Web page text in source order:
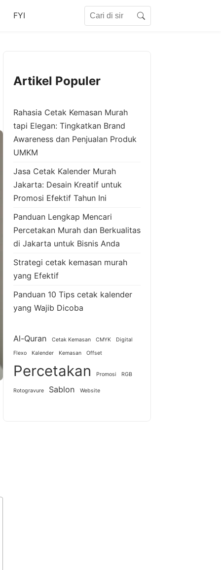
FYI Search
Artikel Populer
Rahasia Cetak Kemasan Murah
tapi Elegan: Tingkatkan Brand
Awareness dan Penjualan Produk
UMKM
Jasa Cetak Kalender Murah
Jakarta: Desain Kreatif untuk
Promosi Efektif Tahun Ini
Panduan Lengkap Mencari
Percetakan Murah dan Berkualitas
di Jakarta untuk Bisnis Anda
Strategi cetak kemasan murah
yang Efektif
Panduan 10 Tips cetak kalender
yang Wajib Dicoba
Al-Quran Cetak Kemasan CMYK Digital
Flexo Kalender Kemasan Offset
Percetakan Promosi RGB
Rotogravure Sablon Website